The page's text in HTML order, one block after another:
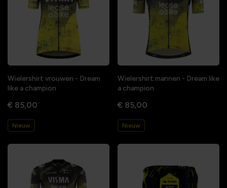
Wielershirt vrouwen - Dream
like a champion
€ 85,00
Nieuw
Wielershirt mannen - Dream like
a champion
€ 85,00
Nieuw